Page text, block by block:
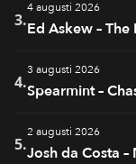
3.
4 augusti 2026
Ed Askew –
4.
3 augusti 2026
Spearmint –
5.
2 augusti 2026
Josh da Costa